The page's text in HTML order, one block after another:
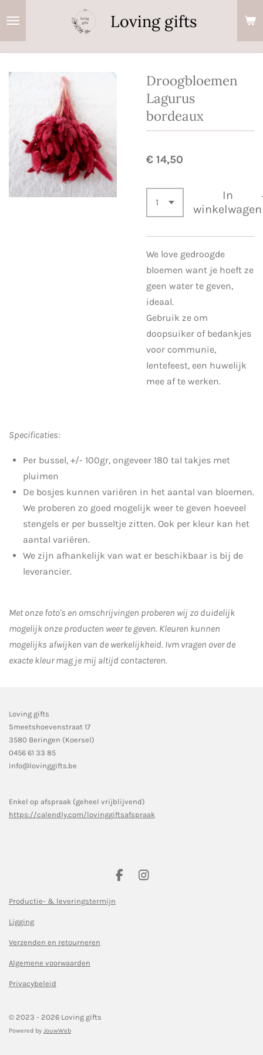
hoofdinhoud
Loving gifts
Droogbloemen
Lagurus
bordeaux
€ 14,50
In
winkelwagen
We love gedroogde
bloemen want je hoeft ze
geen water te geven,
ideaal.
Gebruik ze om
doopsuiker of bedankjes
voor communie,
lentefeest, een huwelijk
mee af te werken.
Specificaties:
Per bussel, +/- 100gr, ongeveer 180 tal takjes met
pluimen
De bosjes kunnen variëren in het aantal van bloemen.
We proberen zo goed mogelijk weer te geven hoeveel
stengels er per busseltje zitten. Ook per kleur kan het
aantal variëren.
We zijn afhankelijk van wat er beschikbaar is bij de
leverancier.
Met onze foto's en omschrijvingen proberen wij zo duidelijk
mogelijk onze producten weer te geven. Kleuren kunnen
mogelijks afwijken van de werkelijkheid. Ivm vragen over de
exacte kleur mag je mij altijd contacteren.
Loving gifts
Smeetshoevenstraat 17
3580 Beringen (Koersel)
0456 61 33 85
Info@lovinggifts.be
Enkel op afspraak (geheel vrijblijvend)
https://calendly.com/lovinggiftsafspraak
F
I
Productie- & leveringstermijn
Ligging
Verzenden en retourneren
Algemene voorwaarden
Privacybeleid
© 2023 - 2026 Loving gifts
Powered by JouwWeb